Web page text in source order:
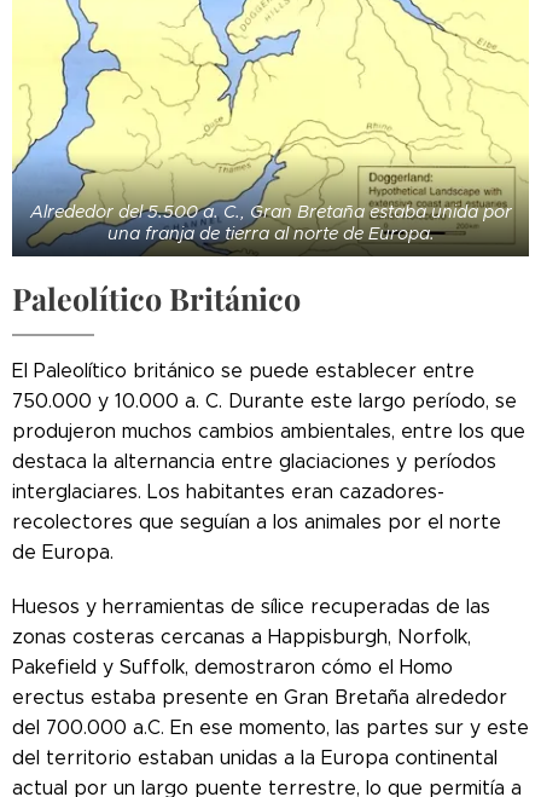
Alrededor del 5.500 a. C., Gran Bretaña estaba unida por
una franja de tierra al norte de Europa.
Paleolítico Británico
El Paleolítico británico se puede establecer entre
750.000 y 10.000 a. C. Durante este largo período, se
produjeron muchos cambios ambientales, entre los que
destaca la alternancia entre glaciaciones y períodos
interglaciares. Los habitantes eran cazadores-
recolectores que seguían a los animales por el norte
de Europa.
Huesos y herramientas de sílice recuperadas de las
zonas costeras cercanas a Happisburgh, Norfolk,
Pakefield y Suffolk, demostraron cómo el Homo
erectus estaba presente en Gran Bretaña alrededor
del 700.000 a.C. En ese momento, las partes sur y este
del territorio estaban unidas a la Europa continental
actual por un largo puente terrestre, lo que permitía a